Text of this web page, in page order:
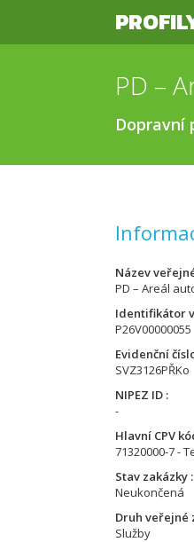
Dopravní
Název
PD – Areál
Identifikátor
P26V00000055
Evidenční
SVZ3126PŘKo
NIPEZ ID
-
Hlavní CPV
71320000-7 -
Stav zakázky
Neukončená
Druh veřejné
Služby